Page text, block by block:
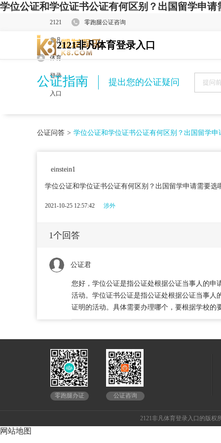
学位公证和学位证书公证有何区别？出国留学申
2121
非凡
体育
登录
入口
零跑腿公证咨询
2121非凡体育登录入口
公证指南 提出您的公证疑问
公证问答 > 学位公证和学位证书公证有何区别？出国留学申
einstein1
学位公证和学位证书公证有何区别？出国留学申请需要选
2021-10-25 12:57:42 涉外
1个回答
公证君
您好，学位公证是指公证处根据公证当事人的
活动。学位证书公证是指公证处根据公证当事
证明的活动。具体需要办理哪个，要根据学校的
零跑腿办证 公证咨询
2121非凡体育登录入口的版
网站地图